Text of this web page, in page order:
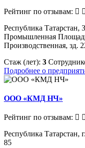
Рейтинг по отзывам:
Республика Татарстан,
Промышленная
Производственная, зд.
Стаж (лет): 3
Подробнее о
ООО «КМД НЧ»
Рейтинг по отзывам:
Республика
85